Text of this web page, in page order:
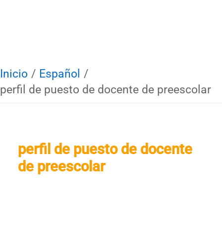
Inicio
Español
perfil de puesto de docente de preescolar
perfil de puesto de docente
de preescolar